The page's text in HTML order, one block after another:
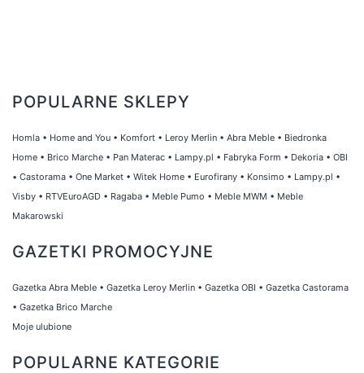
POPULARNE SKLEPY
Homla • Home and You • Komfort • Leroy Merlin • Abra Meble • Biedronka
Home • Brico Marche • Pan Materac • Lampy.pl • Fabryka Form • Dekoria • OBI
• Castorama • One Market • Witek Home • Eurofirany • Konsimo • Lampy.pl •
Visby • RTVEuroAGD • Ragaba • Meble Pumo • Meble MWM • Meble
Makarowski
GAZETKI PROMOCYJNE
Gazetka Abra Meble • Gazetka Leroy Merlin • Gazetka OBI • Gazetka Castorama
• Gazetka Brico Marche
Moje ulubione
POPULARNE KATEGORIE